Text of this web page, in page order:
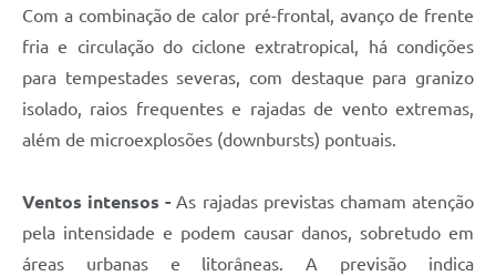
Cemitérios
Com a combinação de calor pré-frontal, avanço de frente
fria e circulação do ciclone extratropical, há condições
para tempestades severas, com destaque para granizo
isolado, raios frequentes e rajadas de vento extremas,
além de microexplosões (downbursts) pontuais.
Ventos intensos -As rajadas previstas chamam atenção
pela intensidade e podem causar danos, sobretudo em
áreas urbanas e litorâneas. A previsão indica